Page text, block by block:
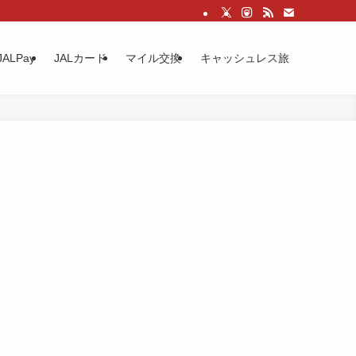
JALカード マイル交換 キャッシュレス旅